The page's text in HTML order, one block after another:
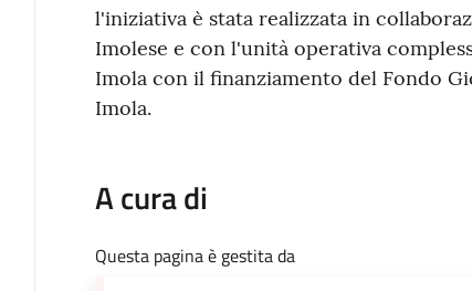
l'iniziativa è stata realizzata in
Imolese e con l'unità operativa
Imola con il finanziamento del Fondo
Imola.
A cura di
Questa pagina è gestita da